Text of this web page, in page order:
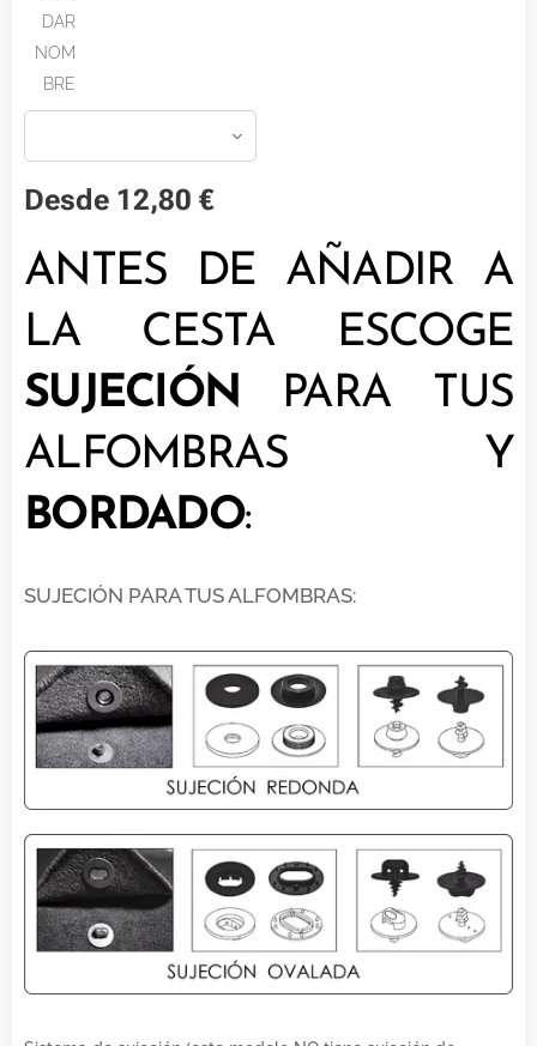
DAR
NOM
BRE
Desde 12,80 €
ANTES DE AÑADIR A
LA CESTA ESCOGE
SUJECIÓN PARA TUS
ALFOMBRAS Y
BORDADO:
SUJECIÓN PARA TUS ALFOMBRAS: